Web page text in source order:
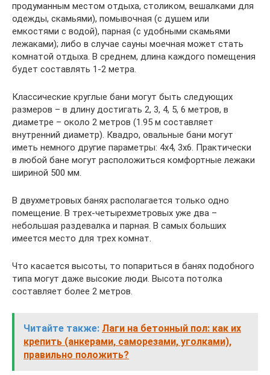
продуманным местом отдыха, столиком, вешалками для
одежды, скамьями), помывочная (с душем или
емкостями с водой), парная (с удобными скамьями
лежаками); либо в случае сауны моечная может стать
комнатой отдыха. В среднем, длина каждого помещения
будет составлять 1-2 метра.
Классические круглые бани могут быть следующих
размеров – в длину достигать 2, 3, 4, 5, 6 метров, в
диаметре – около 2 метров (1.95 м составляет
внутренний диаметр). Квадро, овальные бани могут
иметь немного другие параметры: 4х4, 3х6. Практически
в любой бане могут расположиться комфортные лежаки
шириной 500 мм.
В двухметровых банях располагается только одно
помещение. В трех-четырехметровых уже два –
небольшая раздевалка и парная. В самых больших
имеется место для трех комнат.
Что касается высоты, то попариться в банях подобного
типа могут даже высокие люди. Высота потолка
составляет более 2 метров.
Читайте также: Лаги на бетонный пол: как их
крепить (анкерами, саморезами, уголками),
правильно положить?